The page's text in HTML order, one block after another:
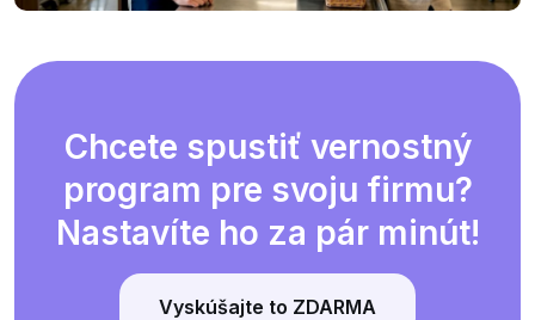
Chcete spustiť vernostný
program pre svoju firmu?
Nastavíte ho za pár minút!
Vyskúšajte to ZDARMA